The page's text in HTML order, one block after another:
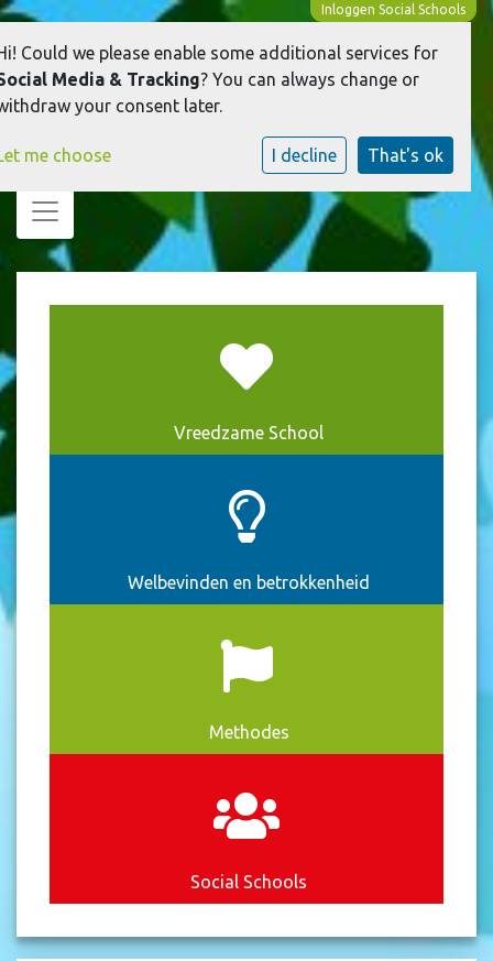
Inloggen Social Schools
Toggle navigation
Vreedzame School
Welbevinden en betrokkenheid
Methodes
Social Schools
Could we please enable some additional services for
Media & Tracking? You can always change or
your consent later.
me choose I decline That's ok